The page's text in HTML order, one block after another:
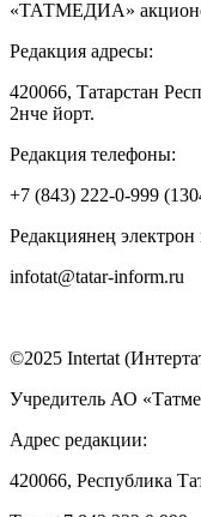
«ТАТМЕДИА»
Редакция адресы:
420066, Татарстан
2нче йорт.
Редакция телефоны:
+7 (843) 222-0-999
Редакциянең электрон
infotat@tatar-inform.ru
©2025 Intertat
Учредитель АО
Адрес редакции:
420066, Республика